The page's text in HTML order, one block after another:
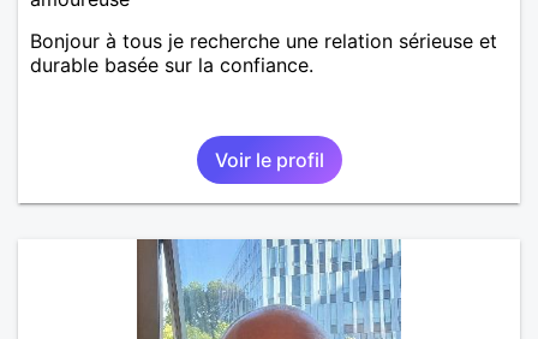
Bonjour à tous je recherche une relation sérieuse et
durable basée sur la confiance.
Voir le profil